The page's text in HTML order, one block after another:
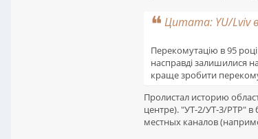
Цитата: YU/Lviv
Перекомутацію в 95
насправді залишилися
краще зробити
Пролистал историю
центре). "УТ-2/УТ-3/РТР"
местных каналов